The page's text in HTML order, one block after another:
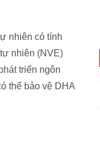
nhiên có tính
nhiên (NVE)
triển ngôn
thể bảo vệ DHA